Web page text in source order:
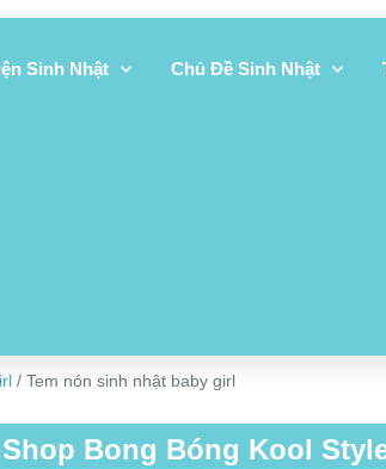
Sinh Nhật Chủ Đề Sinh Nhật
/ Tem nón sinh nhật baby girl
Shop Bong Bóng Kool